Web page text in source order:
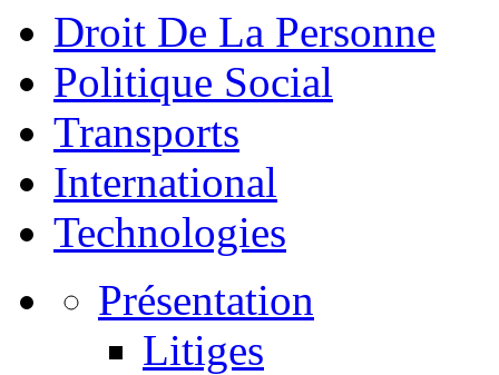
Droit De La Personne
Politique Social
Transports
International
Technologies
Présentation
Litiges